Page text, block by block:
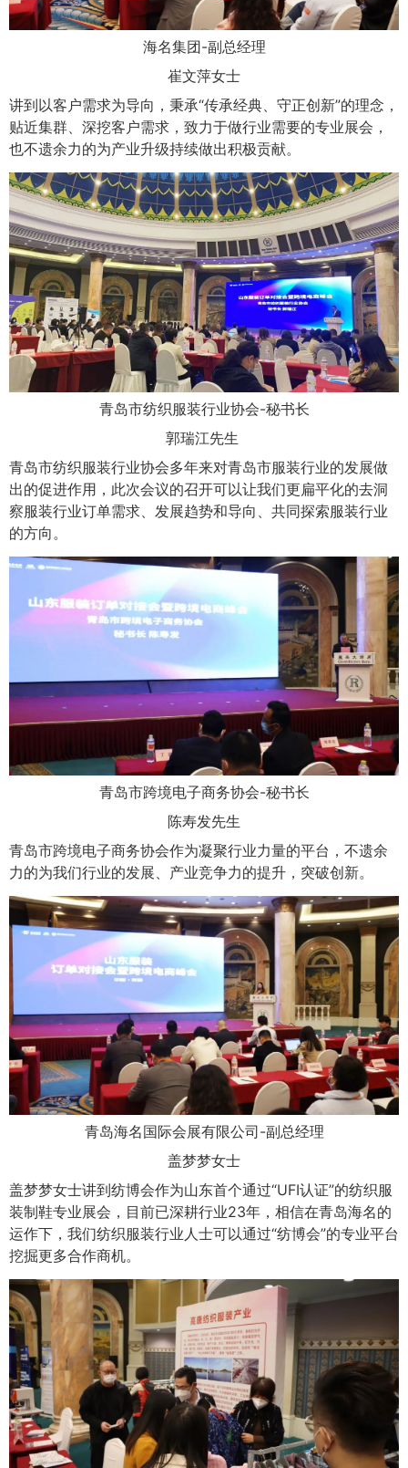
海名集团-副总经理
崔文萍女士
讲到以客户需求为导向，秉承“传承经典、守正创新”的理念，
贴近集群、深挖客户需求，致力于做行业需要的专业展会，
也不遗余力的为产业升级持续做出积极贡献。
青岛市纺织服装行业协会-秘书长
郭瑞江先生
青岛市纺织服装行业协会多年来对青岛市服装行业的发展做
出的促进作用，此次会议的召开可以让我们更扁平化的去洞
察服装行业订单需求、发展趋势和导向、共同探索服装行业
的方向。
青岛市跨境电子商务协会-秘书长
陈寿发先生
青岛市跨境电子商务协会作为凝聚行业力量的平台，不遗余
力的为我们行业的发展、产业竞争力的提升，突破创新。
青岛海名国际会展有限公司-副总经理
盖梦梦女士
盖梦梦女士讲到纺博会作为山东首个通过“UFI认证”的纺织服
装制鞋专业展会，目前已深耕行业23年，相信在青岛海名的
运作下，我们纺织服装行业人士可以通过“纺博会”的专业平台
挖掘更多合作商机。